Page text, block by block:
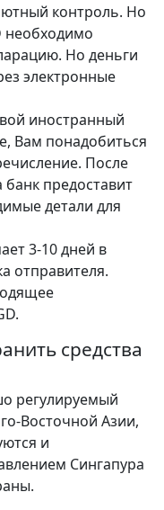
контроль. Но
необходимо
Но деньги
электронные
иностранный
Вам понадобиться
После
банк предоставит
детали для
3-10 дней в
отправителя.
средства
регулируемый
Восточной Азии,
и
Сингапура